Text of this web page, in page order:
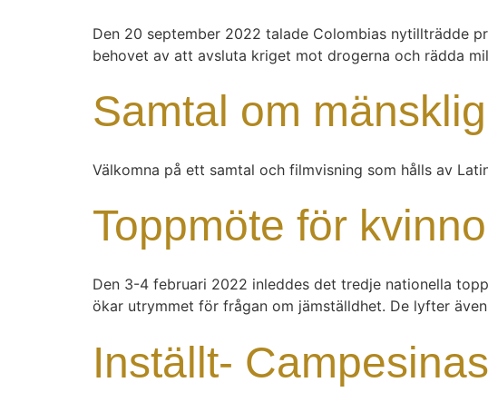
Den 20 september 2022 talade Colombias nytillträdde
behovet av att avsluta kriget mot drogerna och rädda
Samtal om
Välkomna på ett samtal och filmvisning som hålls av
Toppmöte för
Den 3-4 februari 2022 inleddes det tredje nationella
ökar utrymmet för frågan om jämställdhet. De lyfter
Inställt-